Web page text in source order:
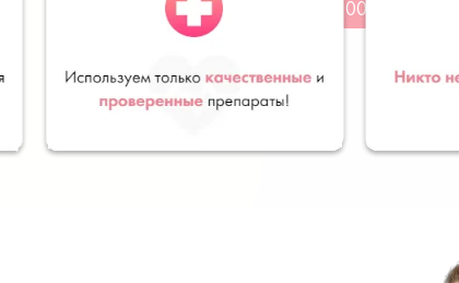
от 3100 руб